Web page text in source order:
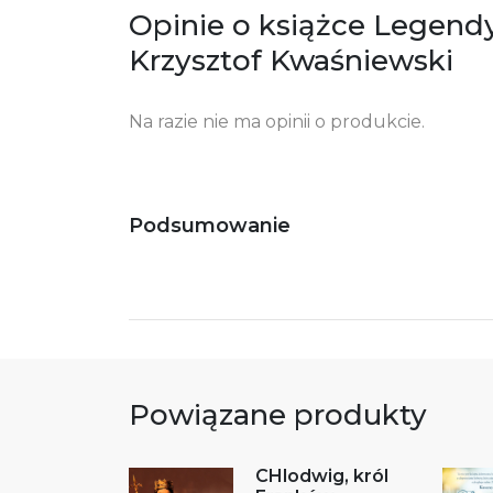
Ostrzeżenia oraz informacje dotyczące
Opinie o książce
Krzysztof Kwaśniewski
Na razie nie ma opinii o produkcie.
Podsumowanie
Powiązane produkty
CHlodwig, król